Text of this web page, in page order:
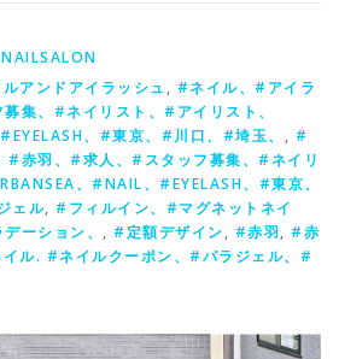
アンドアイラッシュ , #ネイル、#アイラ
集、#ネイリスト、#アイリスト、
、#東京、#川口、#埼玉、 , #
#赤羽、#求人、#スタッフ募集、#ネイリ
、#NAIL、#EYELASH、#東京、
ェル, #フィルイン、#マグネットネイ
ーション、 , #定額デザイン, #赤羽, #赤
ル. #ネイルクーポン、#パラジェル、#